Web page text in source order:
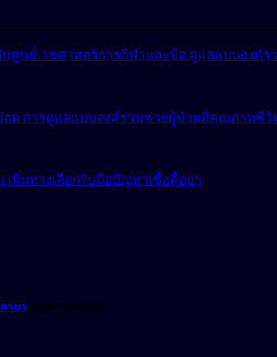
บศูนย์เวชศาสตร์การกีฬาและข้อ ดูแลแบบองค์ร
อด การดูแลแบบองค์รวมช่วยผู้ป่วยมีคุณภาพชี
พิ่มทางเลือกรับมือปัญหาเชื้อดื้อยา
าขา (เฉพาะแพทย์)